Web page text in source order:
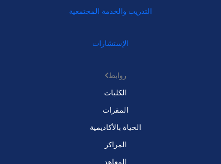
التدريب والخدمة المجتمعية
الإستشارات
روابط
الكليات
المقرات
الحياة بالأكاديمية
المراكز